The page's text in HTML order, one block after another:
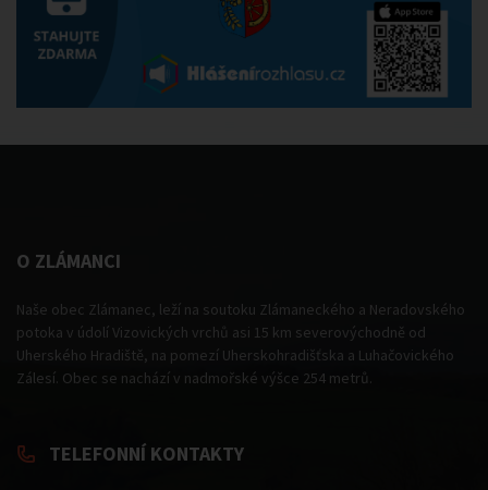
O ZLÁMANCI
Naše obec Zlámanec, leží na soutoku Zlámaneckého a Neradovského
potoka v údolí Vizovických vrchů asi 15 km severovýchodně od
Uherského Hradiště, na pomezí Uherskohradišťska a Luhačovického
Zálesí. Obec se nachází v nadmořské výšce 254 metrů.
TELEFONNÍ KONTAKTY